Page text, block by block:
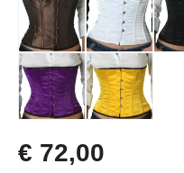
Normale prijs:
€ 72,00